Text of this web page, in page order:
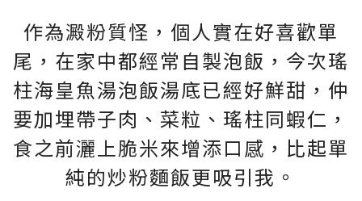
作為澱粉質怪，個人實在好喜歡單
尾，在家中都經常自製泡飯，今次瑤
柱海皇魚湯泡飯湯底已經好鮮甜，仲
要加埋帶子肉、菜粒、瑤柱同蝦仁，
食之前灑上脆米來增添口感，比起單
純的炒粉麵飯更吸引我。